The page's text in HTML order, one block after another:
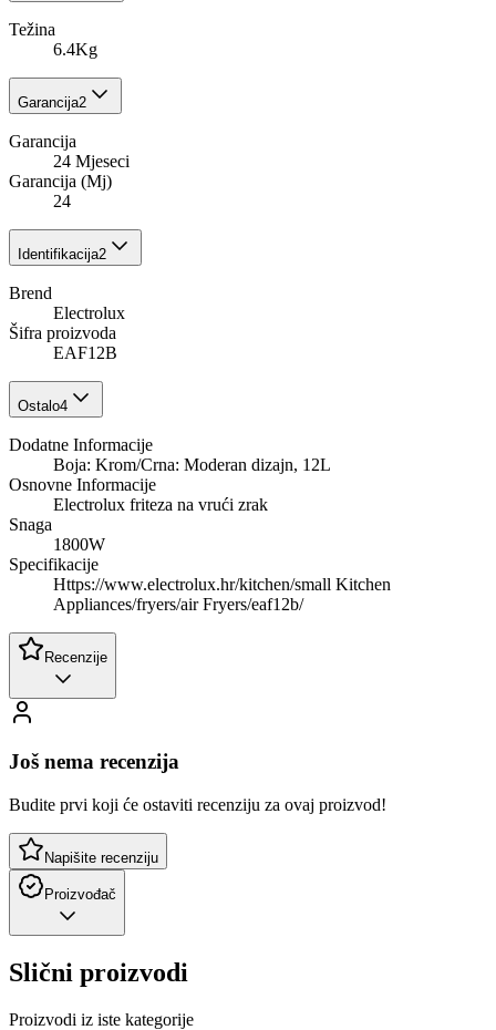
Težina
6.4Kg
Garancija2
Garancija
24 Mjeseci
Garancija (Mj)
24
Identifikacija2
Brend
Electrolux
Šifra proizvoda
EAF12B
Ostalo4
Dodatne Informacije
Boja: Krom/Crna: Moderan dizajn, 12L
Osnovne Informacije
Electrolux friteza na vrući zrak
Snaga
1800W
Specifikacije
Https://www.electrolux.hr/kitchen/small Kitchen
Appliances/fryers/air Fryers/eaf12b/
Recenzije
Još nema recenzija
Budite prvi koji će ostaviti recenziju za ovaj proizvod!
Napišite recenziju
Proizvođač
Slični proizvodi
Proizvodi iz iste kategorije